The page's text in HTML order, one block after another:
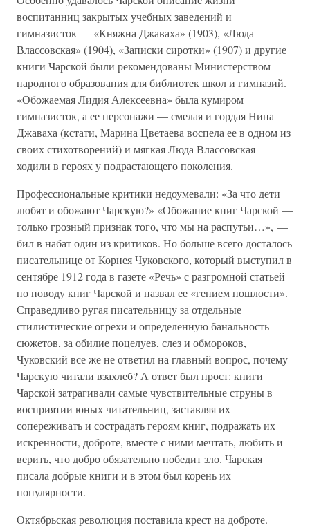
воспитанниц закрытых учебных заведений и
гимназисток — «Княжна Джаваха» (1903), «Люда
Влассовская» (1904), «Записки сиротки» (1907) и другие
книги Чарской были рекомендованы Министерством
народного образования для библиотек школ и гимназий.
«Обожаемая Лидия Алексеевна» была кумиром
гимназисток, а ее персонажи — смелая и гордая Нина
Джаваха (кстати, Марина Цветаева воспела ее в одном из
своих стихотворений) и мягкая Люда Влассовская —
ходили в героях у подрастающего поколения.
Профессиональные критики недоумевали: «За что дети
любят и обожают Чарскую?» «Обожание книг Чарской —
только грозный признак того, что мы на распутьи…», —
бил в набат один из критиков. Но больше всего досталось
писательнице от Корнея Чуковского, который выступил в
сентябре 1912 года в газете «Речь» с разгромной статьей
по поводу книг Чарской и назвал ее «гением пошлости».
Справедливо ругая писательницу за отдельные
стилистические огрехи и определенную банальность
сюжетов, за обилие поцелуев, слез и обмороков,
Чуковский все же не ответил на главный вопрос, почему
Чарскую читали взахлеб? А ответ был прост: книги
Чарской затрагивали самые чувствительные струны в
восприятии юных читательниц, заставляя их
сопереживать и сострадать героям книг, подражать их
искренности, доброте, вместе с ними мечтать, любить и
верить, что добро обязательно победит зло. Чарская
писала добрые книги и в этом был корень их
популярности.
Октябрьская революция поставила крест на доброте.